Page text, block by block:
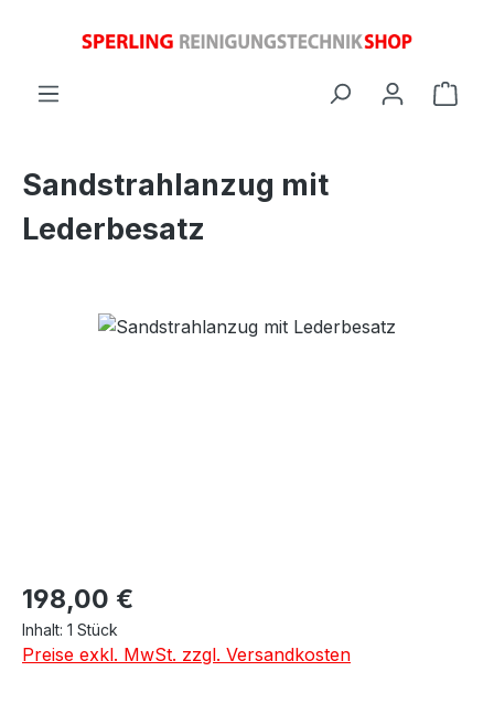
Sandstrahlanzug mit
Lederbesatz
Bildergalerie überspringen
Regulärer Preis:
198,00 €
Inhalt: 1 Stück
Preise exkl. MwSt. zzgl. Versandkosten